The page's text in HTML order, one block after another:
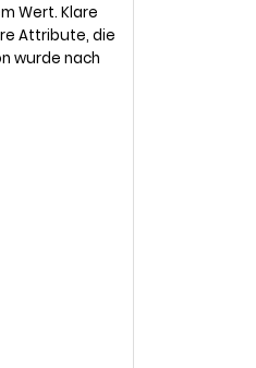
Wert. Klare
Attribute, die
wurde nach